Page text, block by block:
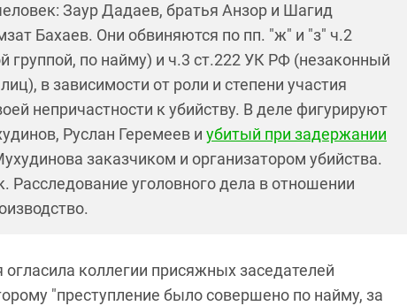
Заур Дадаев, братья Анзор и Шагид
Бахаев. Они обвиняются по пп. "ж" и "з" ч.2
группой, по найму) и ч.3 ст.222 УК РФ (незаконный
в зависимости от роли и степени участия
непричастности к убийству. В деле фигурируют
Руслан Геремеев и убитый при задержании
заказчиком и организатором убийства.
уголовного дела в отношении
огласила коллегии присяжных заседателей
"преступление было совершено по найму, за